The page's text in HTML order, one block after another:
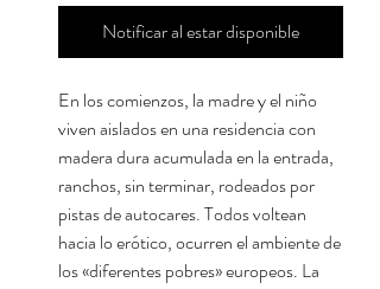
Notificar al estar disponible
En los comienzos, la madre y el niño
viven aislados en una residencia con
madera dura acumulada en la entrada,
ranchos, sin terminar, rodeados por
pistas de autocares. Todos voltean
hacia lo erótico, ocurren el ambiente de
los «diferentes pobres» europeos. La